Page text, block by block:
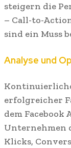
steigern die
– Call-to-
sind ein Muss
Analyse und
erfolgreicher
dem Facebook
Unternehmen
Klicks,